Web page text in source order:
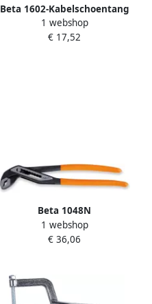
Beta 1602-Kabelschoentang
Geïsoleerde 016020001
1 webshop
€ 17,52
Beta 1048N
Waterpomptang | 400
010480940
1 webshop
€ 36,06